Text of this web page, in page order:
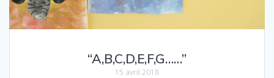
“A,B,C,D,E,F,G……”
15 avril 2018